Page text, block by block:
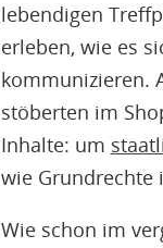
lebendigen
erleben, wie es
kommunizieren.
stöberten im
Inhalte: um
wie Grundrechte
Wie schon im